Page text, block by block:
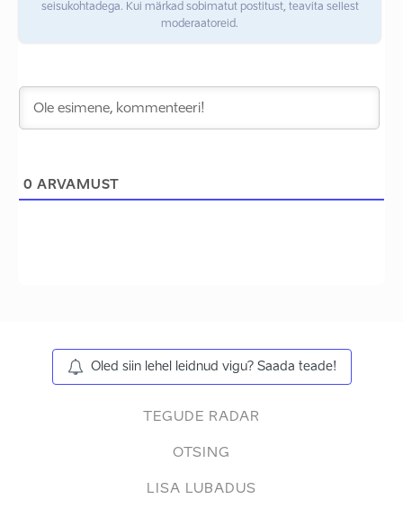
seisukohtadega. Kui märkad sobimatut postitust, teavita sellest
moderaatoreid.
0 ARVAMUST
Oled siin lehel leidnud vigu? Saada teade!
TEGUDE RADAR
OTSING
LISA LUBADUS